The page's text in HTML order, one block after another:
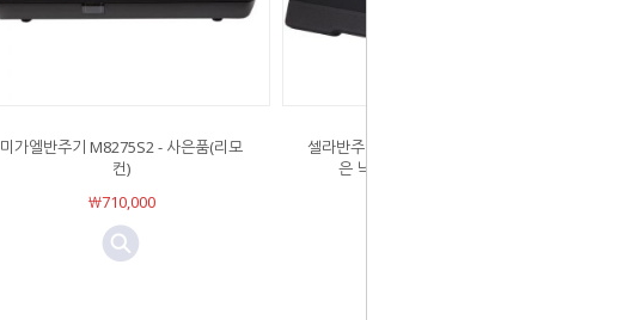
미가엘반주기 M8275S2 - 사은품(리모
컨)
￦710,000
셀라반주기 프리미엄 S-202 - 전시매장
은 낙원악기상가에 있습니다.